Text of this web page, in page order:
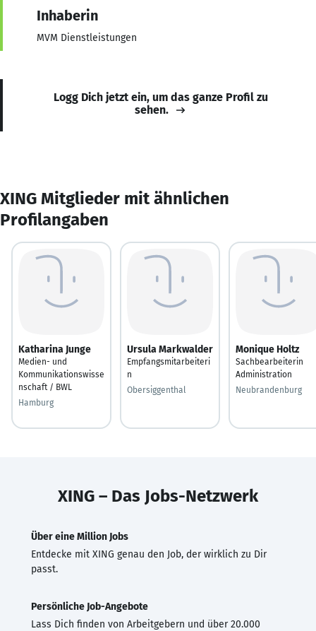
Inhaberin
MVM Dienstleistungen
Logg Dich jetzt ein, um das ganze Profil zu
sehen.
XING Mitglieder mit ähnlichen
Profilangaben
Katharina Junge
Medien- und
Kommunikationswisse
nschaft / BWL
Hamburg
Ursula Markwalder
Empfangsmitarbeiteri
n
Obersiggenthal
Monique Holtz
Sachbearbeiterin
Administration
Neubrandenburg
XING – Das Jobs-Netzwerk
Über eine Million Jobs
Entdecke mit XING genau den Job, der wirklich zu Dir
passt.
Persönliche Job-Angebote
Lass Dich finden von Arbeitgebern und über 20.000